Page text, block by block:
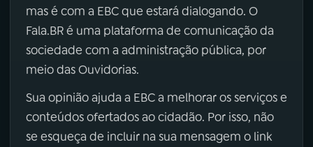
mas é com a EBC que estará dialogando. O
Fala.BR é uma plataforma de comunicação da
sociedade com a administração pública, por
meio das Ouvidorias.
Sua opinião ajuda a EBC a melhorar os serviços e
conteúdos ofertados ao cidadão. Por isso, não
se esqueça de incluir na sua mensagem o link